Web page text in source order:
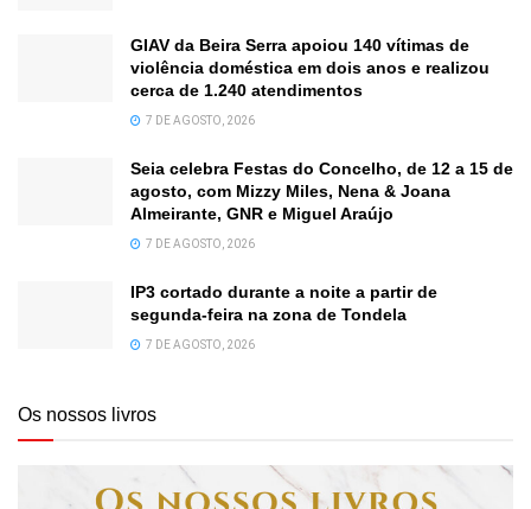
GIAV da Beira Serra apoiou 140 vítimas de
violência doméstica em dois anos e realizou
cerca de 1.240 atendimentos
7 DE AGOSTO, 2026
Seia celebra Festas do Concelho, de 12 a 15 de
agosto, com Mizzy Miles, Nena & Joana
Almeirante, GNR e Miguel Araújo
7 DE AGOSTO, 2026
IP3 cortado durante a noite a partir de
segunda-feira na zona de Tondela
7 DE AGOSTO, 2026
Os nossos livros